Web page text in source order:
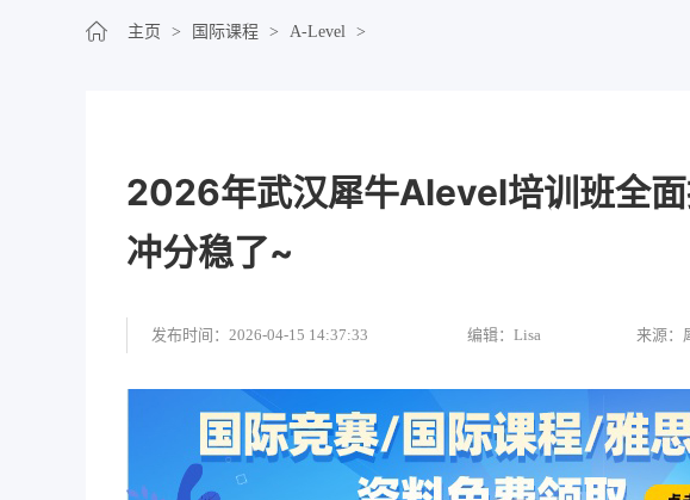
主页 > 国际课程 > A-Level >
2026年武汉犀牛Alevel培训班全面
冲分稳了~
发布时间：2026-04-15 14:37:33 编辑：Lisa 来源：